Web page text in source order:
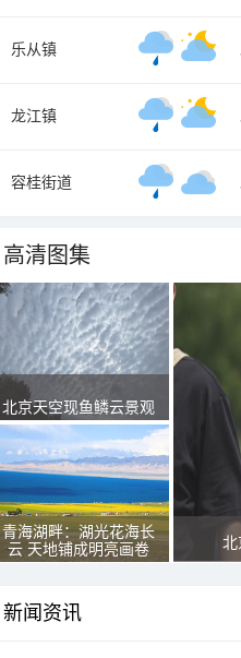
乐从镇
龙江镇
容桂街道
高清图集
北京天空现鱼鳞云景观
青海湖畔：湖光花海长
云 天地铺成明亮画卷
北
新闻资讯